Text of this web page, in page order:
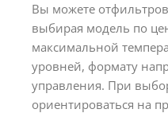
Вы можете
выбирая модель по
максимальной
уровней, формату
управления. При
ориентироваться на